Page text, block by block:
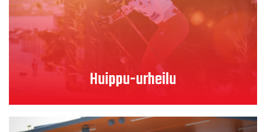
Lue lisää
Huippu-urheilu